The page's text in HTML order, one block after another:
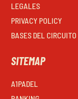
LEGALES
PRIVACY POLICY
BASES DEL CIRCUITO
SITEMAP
A1PADEL